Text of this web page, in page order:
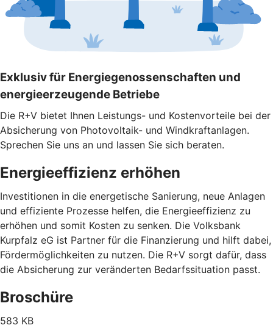
Exklusiv für Energiegenossenschaften und
energieerzeugende Betriebe
Die R+V bietet Ihnen Leistungs- und Kostenvorteile bei der
Absicherung von Photovoltaik- und Windkraftanlagen.
Sprechen Sie uns an und lassen Sie sich beraten.
Energieeffizienz erhöhen
Investitionen in die energetische Sanierung, neue Anlagen
und effiziente Prozesse helfen, die Energieeffizienz zu
erhöhen und somit Kosten zu senken. Die Volksbank
Kurpfalz eG ist Partner für die Finanzierung und hilft dabei,
Fördermöglichkeiten zu nutzen. Die R+V sorgt dafür, dass
die Absicherung zur veränderten Bedarfssituation passt.
Broschüre
583 KB